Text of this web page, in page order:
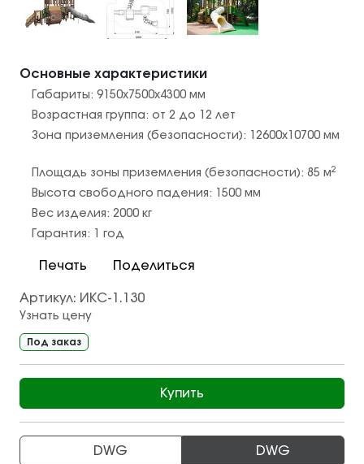
Основные характеристики
Габариты: 9150х7500х4300 мм
Возрастная группа: от 2 до 12 лет
Зона приземления (безопасности):
12600х10700 мм
Площадь зоны приземления (безопасности): 85 м2
Высота свободного падения: 1500мм
Вес изделия: 2000 кг
Гарантия:
1 год
Печать Поделиться
Артикул: ИКС-1.130
Узнать цену
Под заказ
Купить
DWG DWG